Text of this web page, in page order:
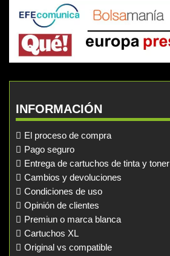
INFORMACIÓN
El proceso de compra
Pago seguro
Entrega de cartuchos de tinta y toner
Cambios y devoluciones
Condiciones de uso
Opinión de clientes
Premiun o marca blanca
Cartuchos XL
Original vs compatible